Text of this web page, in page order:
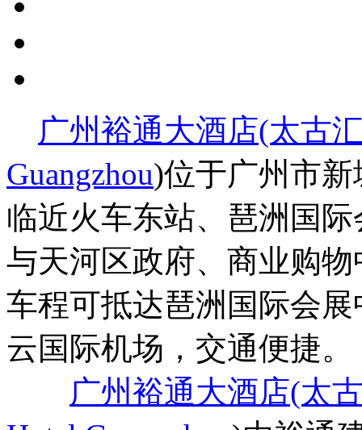
广州裕通大酒店(太古
Guangzhou)位于广州市
临近火车东站、琶洲国
与天河区政府、商业购
车程可抵达琶洲国际会
云国际机场，交通便捷。
广州裕通大酒店(太